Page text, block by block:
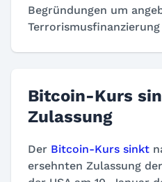
Begründungen um
Bitcoin-Kurs
Zulassung
Der Bitcoin-Kurs sinkt
ersehnten Zulassung der